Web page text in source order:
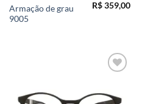
Armação de grau
9005
R$359,00